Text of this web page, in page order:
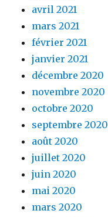
avril 2021
mars 2021
février 2021
janvier 2021
décembre 2020
novembre 2020
octobre 2020
septembre 2020
août 2020
juillet 2020
juin 2020
mai 2020
mars 2020